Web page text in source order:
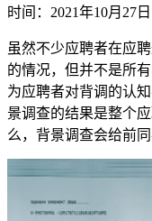
时间：2021年10月27
虽然不少应聘者在应
的情况，但并不是所
为应聘者对背调的认
景调查的结果是整个
么，背景调查会给前同